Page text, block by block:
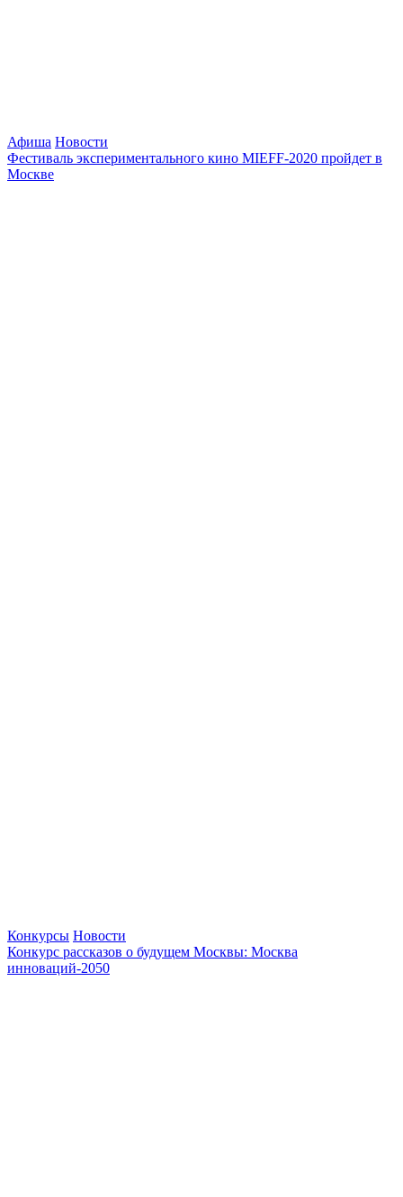
Афиша Новости
Фестиваль экспериментального кино MIEFF-2020 пройдет в
Москве
Конкурсы Новости
Конкурс рассказов о будущем Москвы: Москва
инноваций-2050